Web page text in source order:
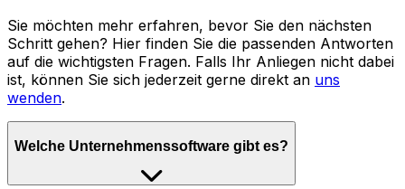
Sie möchten mehr erfahren, bevor Sie den nächsten
Schritt gehen? Hier finden Sie die passenden Antworten
auf die wichtigsten Fragen. Falls Ihr Anliegen nicht dabei
ist, können Sie sich jederzeit gerne direkt an uns
wenden.
Welche Unternehmenssoftware gibt es?